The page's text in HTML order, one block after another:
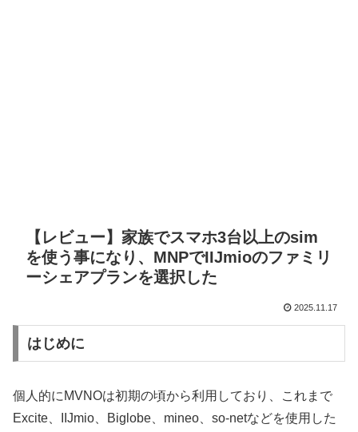
【レビュー】家族でスマホ3台以上のsim
を使う事になり、MNPでIIJmioのファミリ
ーシェアプランを選択した
2025.11.17
はじめに
個人的にMVNOは初期の頃から利用しており、これまで
Excite、IIJmio、Biglobe、mineo、so-netなどを使用した